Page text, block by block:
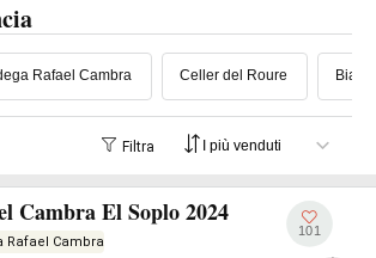
Rafael Cambra Celler del Roure
Filtra
Cambra El Soplo 2024
Rafael Cambra
101